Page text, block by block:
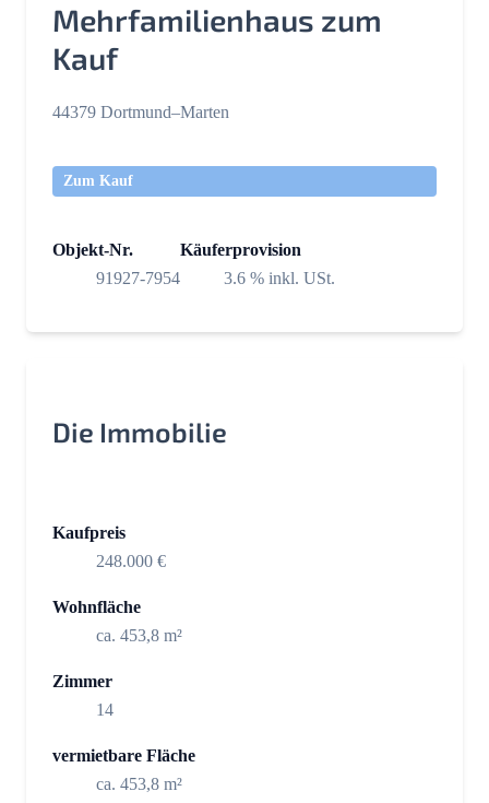
Mehrfamilienhaus zum
Kauf
44379 Dortmund–Marten
Zum Kauf
Objekt-Nr.
91927-7954
Käuferprovision
3.6 % inkl. USt.
Die Immobilie
Kaufpreis
248.000 €
Wohnfläche
ca. 453,8 m²
Zimmer
14
vermietbare Fläche
ca. 453,8 m²